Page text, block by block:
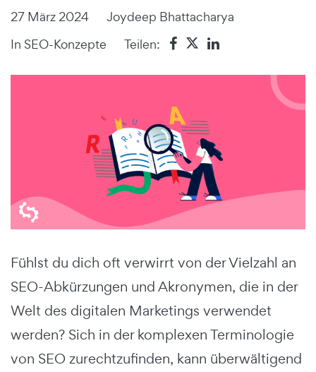
27 März 2024
Joydeep Bhattacharya
In SEO-Konzepte Teilen:
Fühlst du dich oft verwirrt von der Vielzahl an
SEO-Abkürzungen und Akronymen, die in der
Welt des digitalen Marketings verwendet
werden? Sich in der komplexen Terminologie
von SEO zurechtzufinden, kann überwältigend